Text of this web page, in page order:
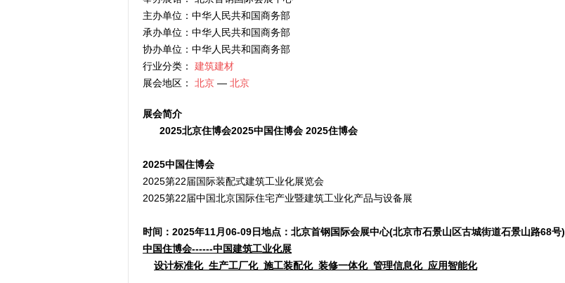
主办单位：中华人民共和国商务部
承办单位：中华人民共和国商务部
协办单位：中华人民共和国商务部
行业分类： 建筑建材
展会地区： 北京 — 北京
展会简介
2025北京住博会2025中国住博会 2025住博会
2025中国住博会
2025第22届国际装配式建筑工业化展览会
2025第22届中国北京国际住宅产业暨建筑工业化产品与设备展
时间：2025年11月 06-09日地点：北京首钢国际会展中心(北京市石景山区古城街道石景山路68号)
中国住博会------中国建筑工业化展
设计标准化  生产工厂化  施工装配化  装修一体化  管理信息化  应用智能化